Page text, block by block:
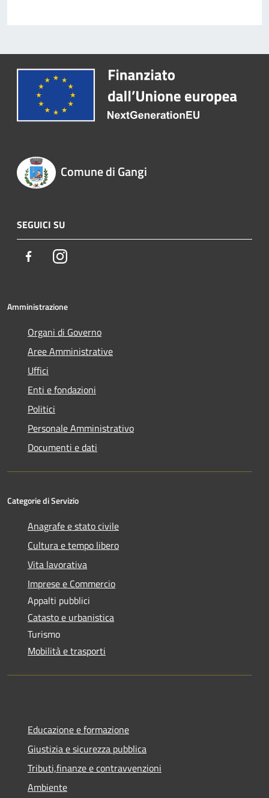
Comune di Gangi
SEGUICI SU
FacebookInstagram
Amministrazione
Organi di Governo
Aree Amministrative
Uffici
Enti e fondazioni
Politici
Personale Amministrativo
Documenti e dati
Categorie di Servizio
Anagrafe e stato civile
Cultura e tempo libero
Vita lavorativa
Imprese e Commercio
Appalti pubblici
Catasto e urbanistica
Turismo
Mobilità e trasporti
Educazione e formazione
Giustizia e sicurezza pubblica
Tributi,finanze e contravvenzioni
Ambiente